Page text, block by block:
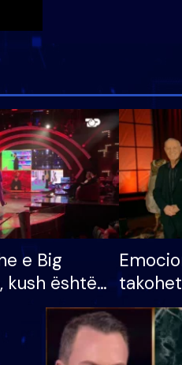
e Big
kush është
lë shtëpinë
për
e madh
vajzën
apo jo?